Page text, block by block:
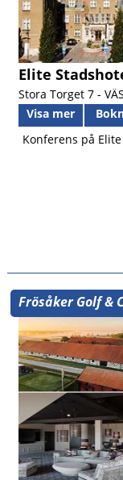
Elite
Stora Torget 7 -
Visa mer
Konferens på
Frösåker Golf &